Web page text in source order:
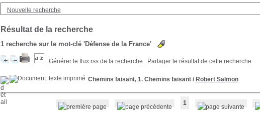
Nouvelle recherche
Résultat de la recherche
1recherche sur le mot-clé 'Défense de la France'
Générer le flux rss de la recherche Partager le résultat de cette recherche
Chemins faisant, 1. Chemins faisant/ Robert Salmon
1